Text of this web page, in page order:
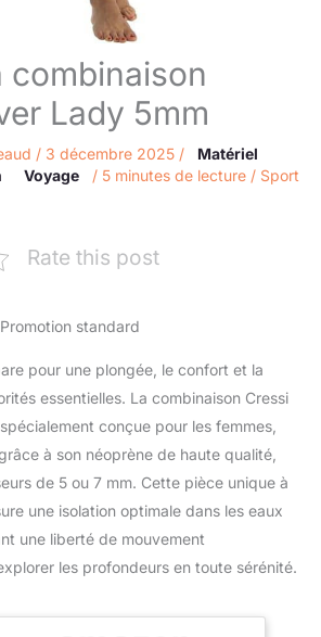
combinaison
Lady 5mm
/ 3 décembre 2025 /
Matériel
Voyage / 5 minutes de lecture / Sport
Rate this post
pour une plongée, le confort et la
essentielles. La combinaison Cressi
conçue pour les femmes,
à son néoprène de haute qualité,
de 5 ou 7 mm. Cette pièce unique à
une isolation optimale dans les eaux
une liberté de mouvement
les profondeurs en toute sérénité.